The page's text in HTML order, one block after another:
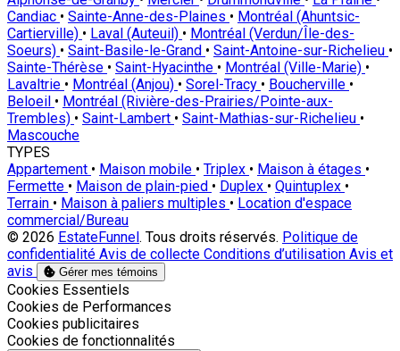
Candiac • Sainte-Anne-des-Plaines • Montréal (Ahuntsic-
Cartierville) • Laval (Auteuil) • Montréal (Verdun/Île-des-
Soeurs) • Saint-Basile-le-Grand • Saint-Antoine-sur-Richelieu •
Sainte-Thérèse • Saint-Hyacinthe • Montréal (Ville-Marie) •
Lavaltrie • Montréal (Anjou) • Sorel-Tracy • Boucherville •
Beloeil • Montréal (Rivière-des-Prairies/Pointe-aux-
Trembles) • Saint-Lambert • Saint-Mathias-sur-Richelieu •
Mascouche
TYPES
Appartement • Maison mobile • Triplex • Maison à étages •
Fermette • Maison de plain-pied • Duplex • Quintuplex •
Terrain • Maison à paliers multiples • Location d'espace
commercial/Bureau
© 2026 EstateFunnel. Tous droits réservés. Politique de
confidentialité Avis de collecte Conditions d’utilisation Avis et
avis
Gérer mes témoins
Activer
Cookies Essentiels
Activer
Cookies de Performances
Activer
Cookies publicitaires
Activer
Cookies de fonctionnalités